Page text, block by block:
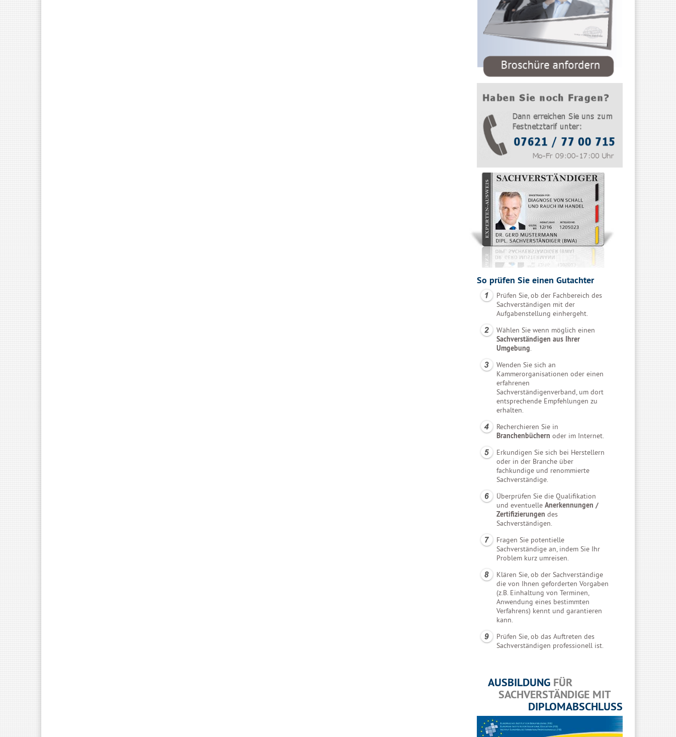
So prüfen Sie einen Gutachter
Prüfen Sie, ob der Fachbereich des
Sachverständigen mit der
Aufgabenstellung einhergeht.
Wählen Sie wenn möglich einen
Sachverständigen aus Ihrer
Umgebung.
Wenden Sie sich an
Kammerorganisationen oder einen
erfahrenen
Sachverständigenverband, um dort
entsprechende Empfehlungen zu
erhalten.
Recherchieren Sie in
Branchenbüchern oder im Internet.
Erkundigen Sie sich bei Herstellern
oder in der Branche über
fachkundige und renommierte
Sachverständige.
Überprüfen Sie die Qualifikation
und eventuelle Anerkennungen /
Zertifizierungen des
Sachverständigen.
Fragen Sie potentielle
Sachverständige an, indem Sie Ihr
Problem kurz umreisen.
Klären Sie, ob der Sachverständige
die von Ihnen geforderten Vorgaben
(z.B. Einhaltung von Terminen,
Anwendung eines bestimmten
Verfahrens) kennt und garantieren
kann.
Prüfen Sie, ob das Auftreten des
Sachverständigen professionell ist.
AUSBILDUNG FÜR
SACHVERSTÄNDIGE MIT
DIPLOMABSCHLUSS